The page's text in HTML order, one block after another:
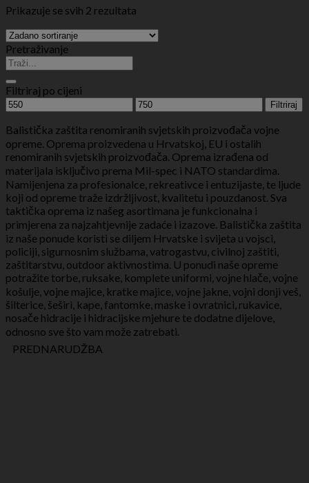
Prikazuje se svih 2 rezultata
Pretraživanje
Filtriraj po cijeni
Min
cijena
Maks
cijena
Filtriraj
Balistička zaštita renomiranih svjetskih proizvođača vojne
opreme. Oprema proizvedena u Hrvatskoj, EU i ostalih
renomiranih svjetskih proizvođača. Oprema izrađena od
materijala isključivo prema Mil-spec i NATO standardima.
Namijenjena za profesionalce, rekreativce i entuzijaste, te ljude
koji od opreme traže izdržljivost, kvalitetu i pouzdanost. Sva
taktička oprema iz našeg asortimana je funkcionalna i
primjerena za najzahtjevnije zadaće i izazove. Balistička zaštita
iz naše ponude koristi se diljem Hrvatske i svijeta u vojsci,
policiji, sigurnosnim službama, vatrogastvu, civilnoj zaštiti,
zaštitarstvu, outdoor aktivnostima. U ponudi naše opreme
potražite torbe, ruksake, komplete uniformi, vojne hlače, vojne
košulje, vojne majice, kratke majice, vojne jakne, vojni donji veš,
šilterice, šeširi, kape, fantomke, maske i ovratnici, rukavice,
nosače hidracije i hidracijske mjehure te dodatne dijelove,
odnosno sve što vam može zatrebati.
PREDNARUDŽBA